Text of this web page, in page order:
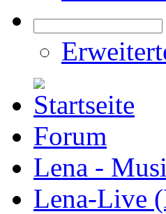
Forum
Lena -
Lena-Live